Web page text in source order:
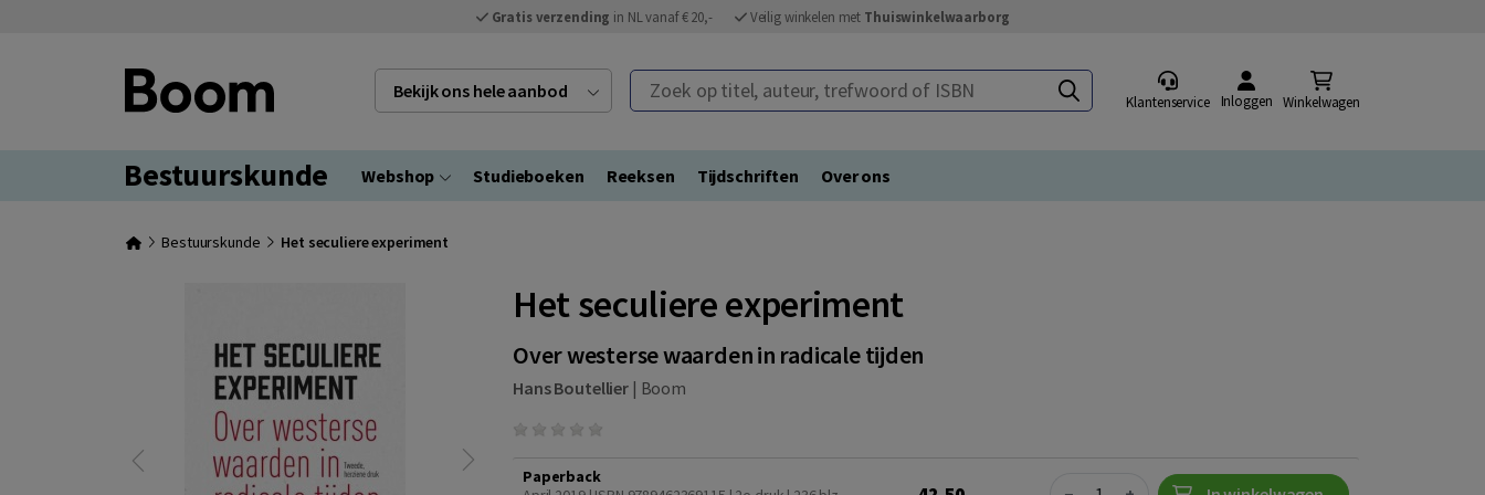
Gratis verzending in NL vanaf € 20,- Veilig winkelen met Thuiswinkelwaarborg
Bekijk ons hele aanbod Zoek op titel, auteur, trefwoord of ISBN
Klantenservice Inloggen Winkelwagen
Bestuurskunde Webshop Studieboeken Reeksen Tijdschriften Over ons
Bestuurskunde Het seculiere experiment
Het seculiere experiment
Over westerse waarden in radicale tijden
Hans Boutellier| Boom
Paperback
Quantity